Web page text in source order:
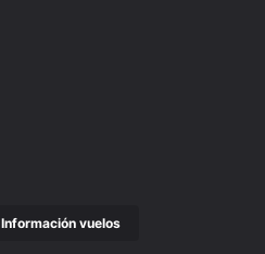
Información vuelos